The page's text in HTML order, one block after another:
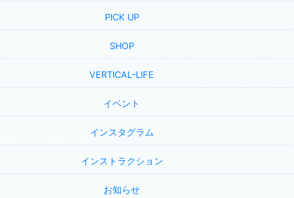
PICK UP
SHOP
VERTICAL-LIFE
イベント
インスタグラム
インストラクション
お知らせ